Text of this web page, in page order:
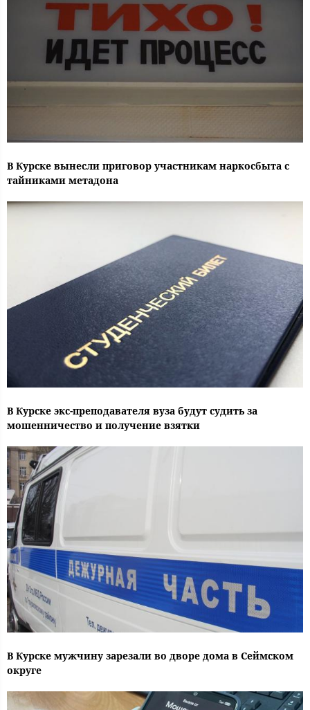
В Курске вынесли приговор участникам наркосбыта с
тайниками метадона
В Курске экс-преподавателя вуза будут судить за
мошенничество и получение взятки
В Курске мужчину зарезали во дворе дома в Сеймском
округе